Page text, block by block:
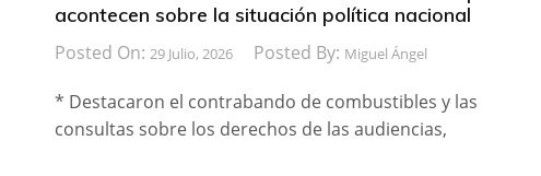
acontecen sobre la situación política nacional
Posted On: 29 Julio, 2026 Posted By: Miguel Ángel
* Destacaron el contrabando de combustibles y las
consultas sobre los derechos de las audiencias,